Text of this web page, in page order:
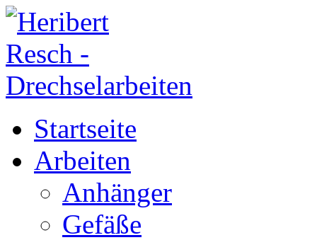
Startseite
Arbeiten
Anhänger
Gefäße